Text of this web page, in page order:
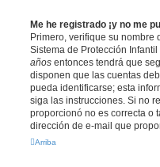
Me he registrado ¡y no me
Primero, verifique su nombre
Sistema de Protección
años entonces tendrá que
disponen que las cuentas
pueda identificarse; esta
siga las instrucciones. Si no
proporcionó no es correcta o
dirección de e-mail que
Arriba